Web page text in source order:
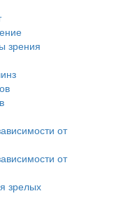
зрения
от
от
зрелых